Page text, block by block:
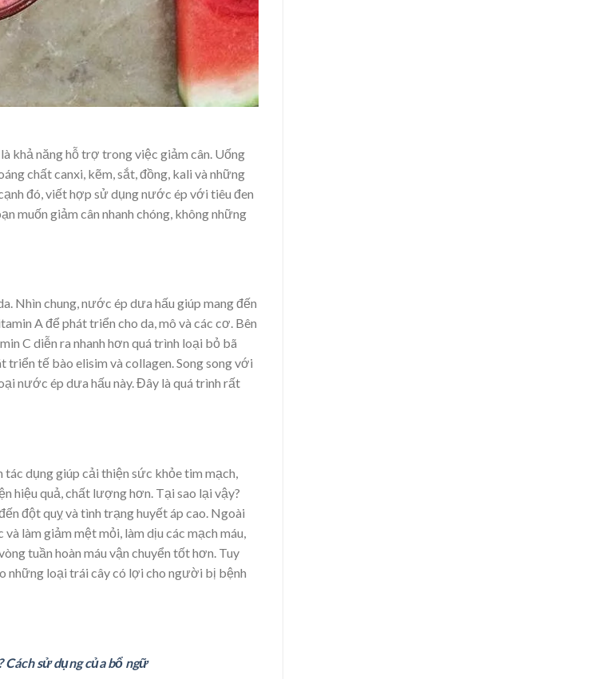
khả năng hỗ trợ trong việc giảm cân. Uống
chất canxi, kẽm, sắt, đồng, kali và những
đó, viết hợp sử dụng nước ép với tiêu đen
muốn giảm cân nhanh chóng, không những
Nhìn chung, nước ép dưa hấu giúp mang đến
A để phát triển cho da, mô và các cơ. Bên
C diễn ra nhanh hơn quá trình loại bỏ bã
triển tế bào elisim và collagen. Song song với
nước ép dưa hấu này. Đây là quá trình rất
tác dụng giúp cải thiện sức khỏe tim mạch,
hiệu quả, chất lượng hơn. Tại sao lại vậy?
đột quỵ và tình trạng huyết áp cao. Ngoài
làm giảm mệt mỏi, làm dịu các mạch máu,
tuần hoàn máu vận chuyển tốt hơn. Tuy
những loại trái cây có lợi cho người bị bệnh
Cách sử dụng của bổ ngữ